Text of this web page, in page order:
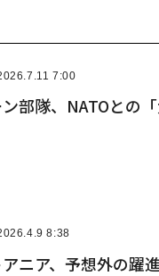
7:00
部隊、NATOとの
8:38
ニア、予想外の躍